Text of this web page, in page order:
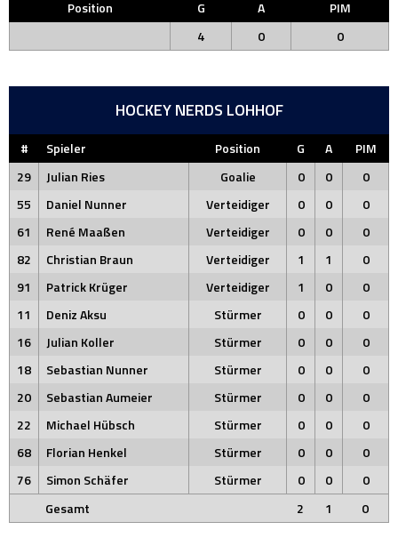
Position G A
PIM
4
0 0
HOCKEY NERDS LOHHOF
# Spieler Position G A
PIM
29
Julian Ries Goalie 0 0
0
55
Daniel Nunner Verteidiger 0 0
0
61
René Maaßen Verteidiger 0 0
0
82
Christian Braun Verteidiger 1 1
0
91
Patrick Krüger Verteidiger 1 0
0
11
Deniz Aksu Stürmer 0 0
0
16
Julian Koller Stürmer 0 0
0
18
Sebastian Nunner Stürmer 0 0
0
20
Sebastian Aumeier Stürmer 0 0
0
22
Michael Hübsch Stürmer 0 0
0
68
Florian Henkel Stürmer 0 0
0
76
Simon Schäfer Stürmer 0 0
0
Gesamt
2 1 0